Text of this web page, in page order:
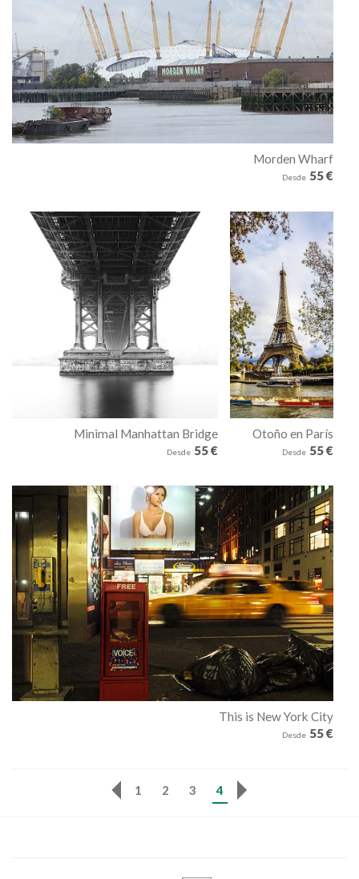
Morden Wharf
Desde 55 €
Minimal Manhattan Bridge
Desde 55 €
Otoño en París
Desde 55 €
This is New York City
Desde 55 €
1 2 3 4